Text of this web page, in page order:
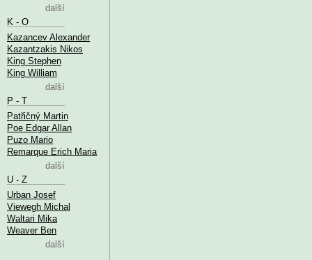
další
K - O
Kazancev Alexander
Kazantzakis Nikos
King Stephen
King William
další
P - T
Patřičný Martin
Poe Edgar Allan
Puzo Mario
Remarque Erich Maria
další
U - Z
Urban Josef
Viewegh Michal
Waltari Mika
Weaver Ben
další